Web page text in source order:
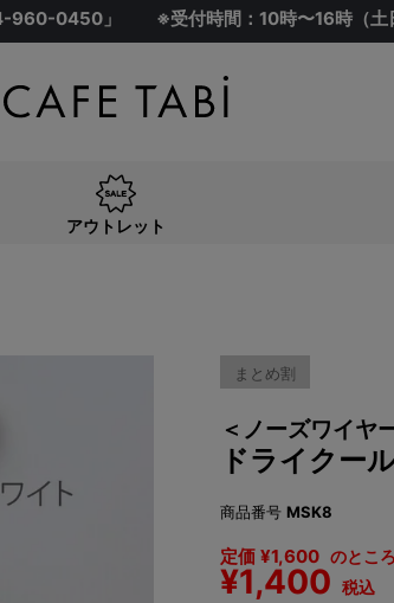
960-0450 」 ※受付時間：10時〜16時（土
アウトレット
まとめ割
＜ノーズワイヤ
ドライクー
商品番号 MSK8
定価 ¥1,600 のところ
¥1,400 税込